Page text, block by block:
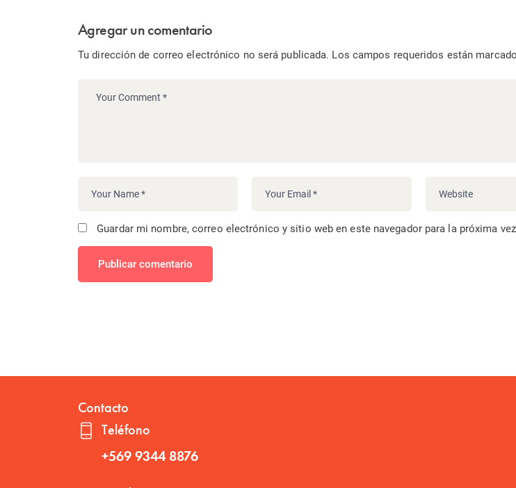
Agregar un comentario
Tu dirección de correo electrónico no será publicada. Los campos requeridos están
Guardar mi nombre, correo electrónico y sitio web en este navegador para la próxima
Publicar comentario
Contacto
Teléfono
+569 9344 8876